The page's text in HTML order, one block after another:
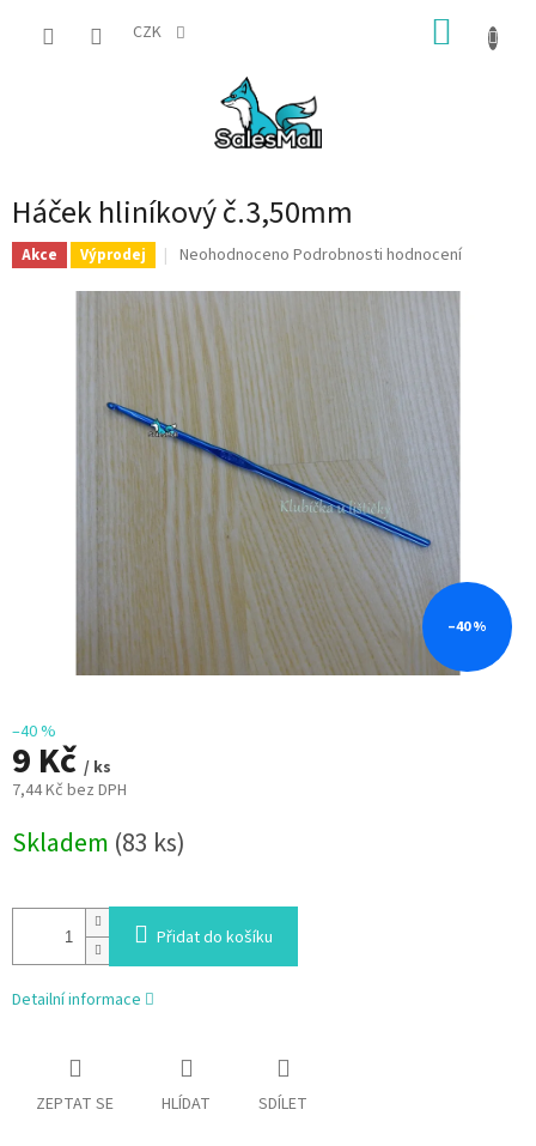
CZK
Háček hliníkový č.3,50mm
Akce Výprodej
Průměrné
produktu
je
0,0
hvězdiček.
Neohodnoceno Podrobnosti hodnocení
–40 %
–40 %
9 Kč / ks
7,44 Kč bez DPH
cena:
Skladem (83 ks)
Přidat do košíku
Detailní informace
ZEPTAT SE HLÍDAT SDÍLET